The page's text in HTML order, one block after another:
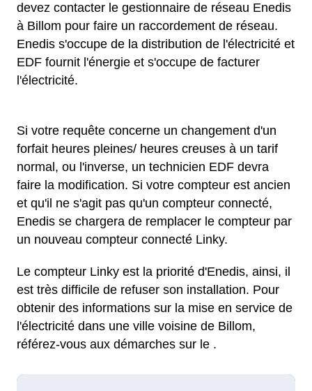
devez contacter le gestionnaire de réseau Enedis
à Billom pour faire un raccordement de réseau.
Enedis s'occupe de la distribution de l'électricité et
EDF fournit l'énergie et s'occupe de facturer
l'électricité.
Si votre requête concerne un changement d'un
forfait heures pleines/ heures creuses à un tarif
normal, ou l'inverse, un technicien EDF devra
faire la modification. Si votre compteur est ancien
et qu'il ne s'agit pas qu'un compteur connecté,
Enedis se chargera de remplacer le compteur par
un nouveau compteur connecté Linky.
Le compteur Linky est la priorité d'Enedis, ainsi, il
est très difficile de refuser son installation. Pour
obtenir des informations sur la mise en service de
l'électricité dans une ville voisine de Billom,
référez-vous aux démarches sur le .